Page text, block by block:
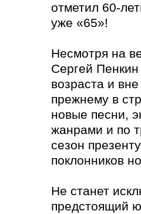
отметил 60-
уже «65»!
Несмотря на
Сергей Пенкин
возраста и
прежнему в
новые песни,
жанрами и по
сезон
поклонников
Не станет
предстоящий